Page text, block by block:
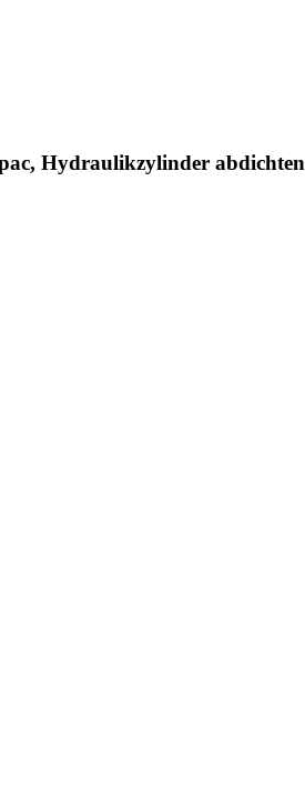
Hydraulikzylinder abdichten